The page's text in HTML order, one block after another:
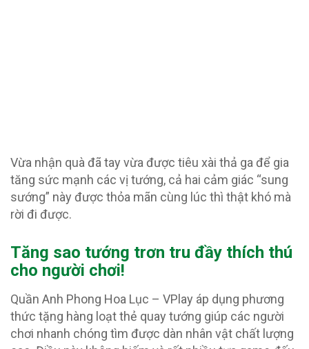
Vừa nhận quà đã tay vừa được tiêu xài thả ga để gia
tăng sức mạnh các vị tướng, cả hai cảm giác “sung
sướng” này được thỏa mãn cùng lúc thì thật khó mà
rời đi được.
Tăng sao tướng trơn tru đầy thích thú
cho người chơi!
Quần Anh Phong Hoa Lục – VPlay áp dụng phương
thức tặng hàng loạt thẻ quay tướng giúp các người
chơi nhanh chóng tìm được dàn nhân vật chất lượng